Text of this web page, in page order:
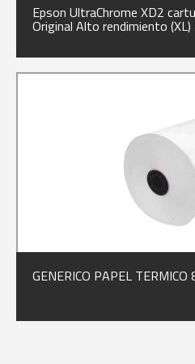
Epson UltraChrome XD2
Original Alto rendimiento
GENERICO PAPEL